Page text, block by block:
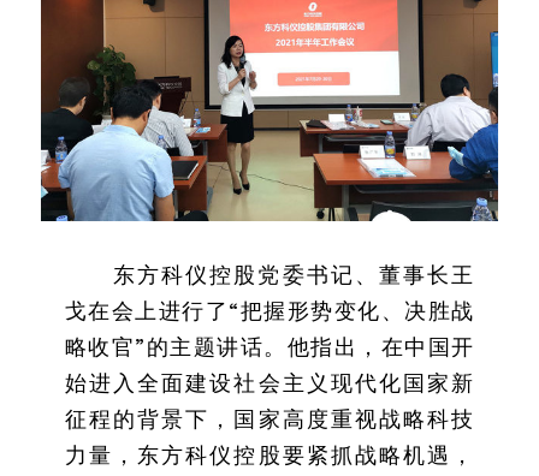
东方科仪控股党委书记、董事长王
戈在会上进行了“把握形势变化、决胜战
略收官”的主题讲话。他指出，在中国开
始进入全面建设社会主义现代化国家新
征程的背景下，国家高度重视战略科技
力量，东方科仪控股要紧抓战略机遇，